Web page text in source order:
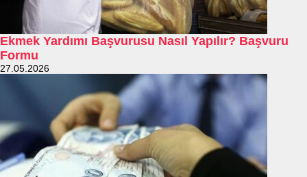
Ekmek Yardımı Başvurusu Nasıl Yapılır? Başvuru
Formu
27.05.2026